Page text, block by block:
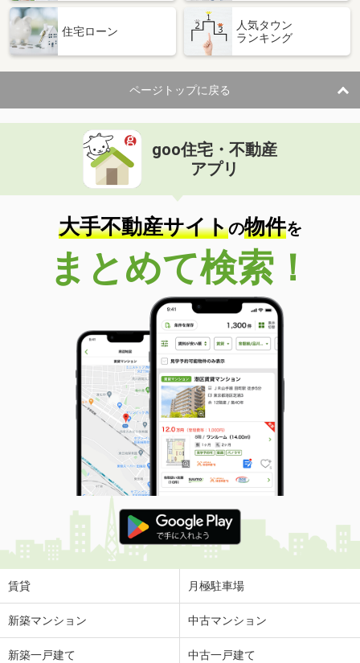
住宅ローン
人気タウン
ランキング
ページトップに戻る
goo住宅・不動産
アプリ
大手不動産サイトの物件を
まとめて検索！
賃貸 月極駐車場
新築マンション 中古マンション
新築一戸建て 中古一戸建て